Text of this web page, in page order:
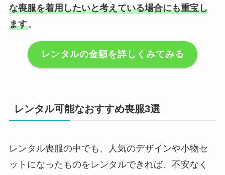
な喪服を着用したいと考えている場合にも重宝し
ます。
レンタルの金額を詳しくみてみる
レンタル可能なおすすめ喪服3選
レンタル喪服の中でも、人気のデザインや小物セ
ットになったものをレンタルできれば、不安なく